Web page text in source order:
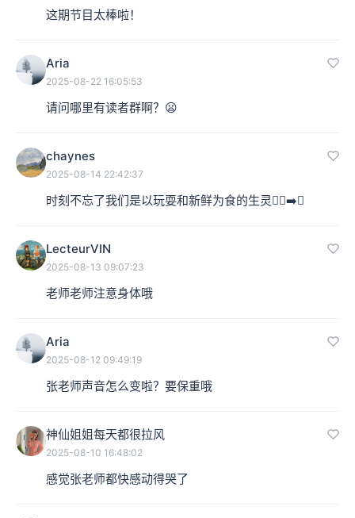
这期节目太棒啦！
Aria
2025-08-22 16:05:53
请问哪里有读者群啊？😦
chaynes
2025-08-14 22:42:37
时刻不忘了我们是以玩耍和新鲜为食的生灵🏃‍♀️‍➡️✨
LecteurVIN
2025-08-13 09:07:23
老师老师注意身体哦
Aria
2025-08-12 09:49:19
张老师声音怎么变啦？要保重哦
神仙姐姐每天都很拉风
2025-08-10 16:48:02
感觉张老师都快感动得哭了